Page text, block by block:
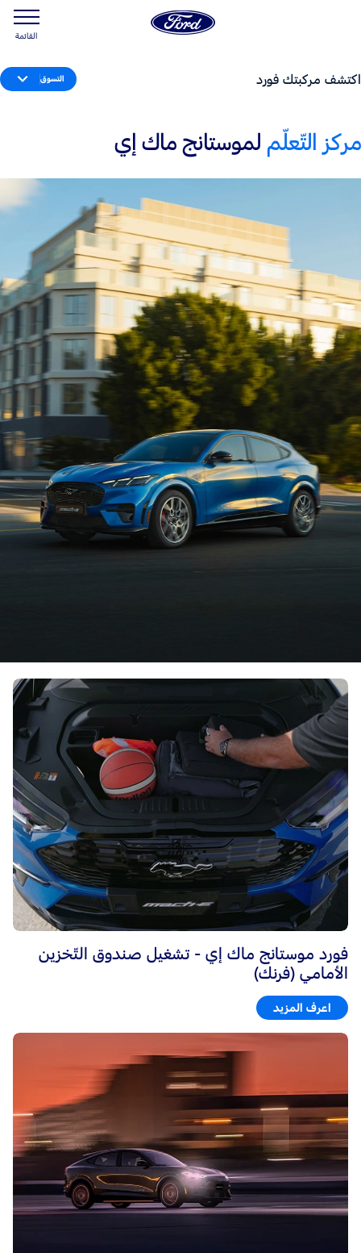
القائمة
اكتشف مركبتك فورد التسوق
مركز التّعلّم لموستانج ماك إي
فورد موستانج ماك إي - تشغيل صندوق التّخزين
الأمامي (فرنك)
اعرف المزيد